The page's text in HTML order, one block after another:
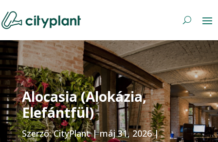
Alocasia (Alokázia,
Elefántfül)
Szerző:CityPlant|máj 31, 2026|